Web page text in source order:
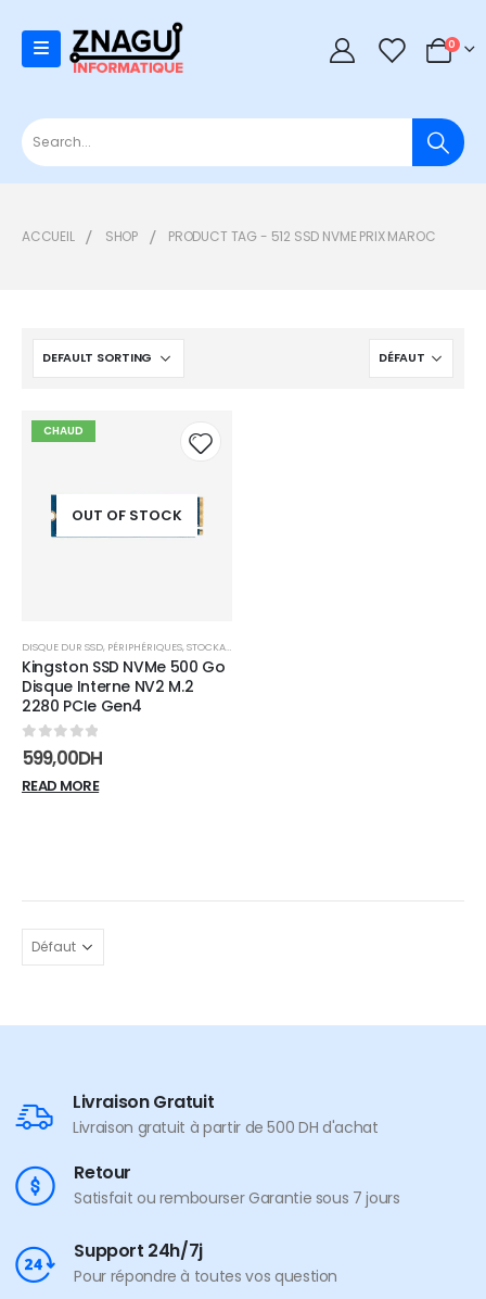
0 0
ACCUEIL SHOP PRODUCT TAG - 512 SSD NVME PRIX MAROC
CHAUD
OUT OF STOCKwishlist
DISQUE DUR SSD, PÉRIPHÉRIQUES,STOCKAGE
Kingston SSD NVMe 500 Go
Disque Interne NV2 M.2
2280 PCIe Gen4
0sur 5
599,00DH
READ MORE
Livraison Gratuit
Livraison gratuit à partir de 500 DH d'achat
Retour
Satisfait ou rembourser Garantie sous 7 jours
Support 24h/7j
Pour répondre à toutes vos question